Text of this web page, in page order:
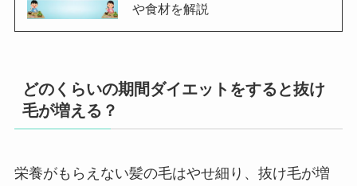
や食材を解説
どのくらいの期間ダイエットをすると抜け
毛が増える？
栄養がもらえない髪の毛はやせ細り、抜け毛が増